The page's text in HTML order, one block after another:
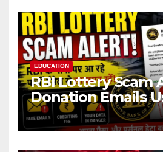
EDUCATION
RBI Lottery Scam
Donation Emails
Name Target